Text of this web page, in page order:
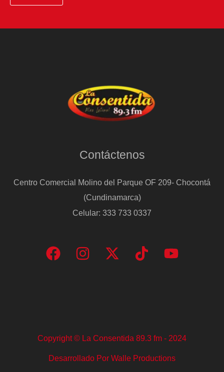
Contáctenos
Centro Comercial Molino del Parque OF 209- Chocontá
(Cundinamarca)
Celular: 333 733 0337
Copyright © La Consentida 89.3 fm - 2024
Desarrollado Por Walle Productions